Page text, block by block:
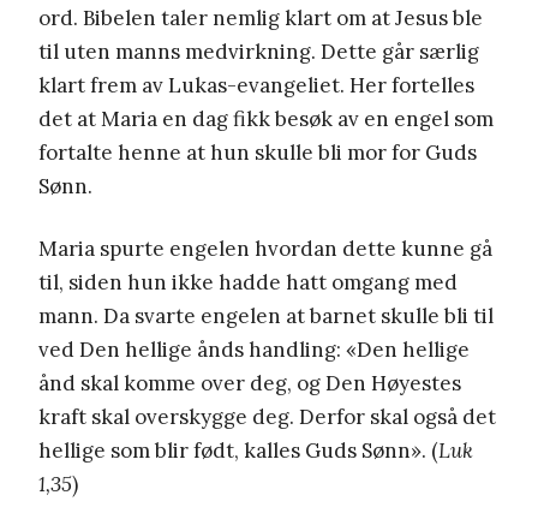
ord. Bibelen taler nemlig klart om at Jesus ble
til uten manns medvirkning. Dette går særlig
klart frem av Lukas-evangeliet. Her fortelles
det at Maria en dag fikk besøk av en engel som
fortalte henne at hun skulle bli mor for Guds
Sønn.
Maria spurte engelen hvordan dette kunne gå
til, siden hun ikke hadde hatt omgang med
mann. Da svarte engelen at barnet skulle bli til
ved Den hellige ånds handling: «Den hellige
ånd skal komme over deg, og Den Høyestes
kraft skal overskygge deg. Derfor skal også det
hellige som blir født, kalles Guds Sønn». (Luk
1,35)